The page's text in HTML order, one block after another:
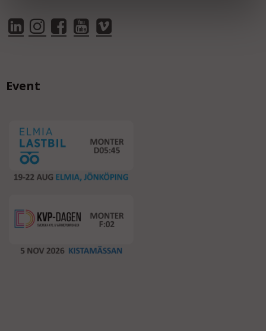
Event